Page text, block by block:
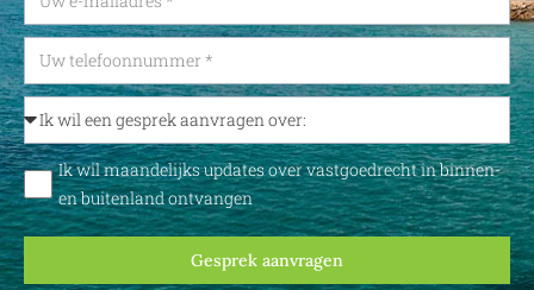
Ik wil maandelijks updates over vastgoedrecht in binnen-
en buitenland ontvangen
Gesprek aanvragen